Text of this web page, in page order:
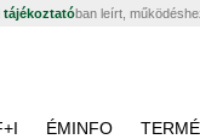
tájékoztatóban leírt,
ÉMINFO